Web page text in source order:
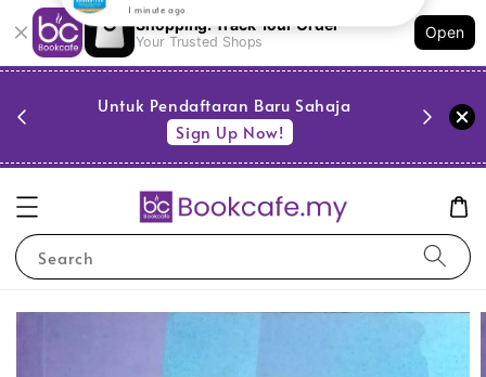
Shopping: Track Your Order
Your Trusted Shops
Open
Untuk Pendaftaran Baru Sahaja
Sign Up Now!
Search